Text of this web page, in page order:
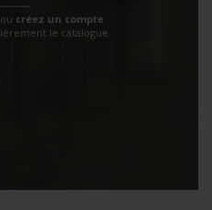
ou créez un compte
le catalogue